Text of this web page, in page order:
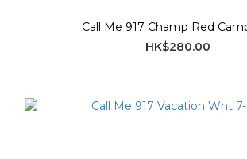
Call Me 917 Champ Red
HK$280.00